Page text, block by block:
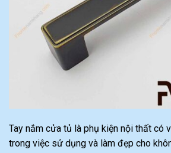
Tay nắm cửa tủ là phụ kiện nội thất có
trong việc sử dụng và làm đẹp cho